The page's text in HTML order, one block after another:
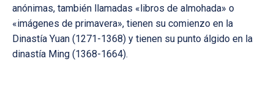
anónimas, también llamadas «libros de almohada» o
«imágenes de primavera», tienen su comienzo en la
Dinastía Yuan (1271-1368) y tienen su punto álgido en la
dinastía Ming (1368-1664).